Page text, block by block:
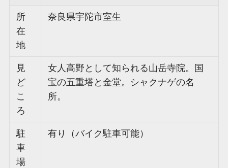
所
在
地
奈良県宇陀市室生
見
ど
こ
ろ
女人高野として知られる山岳寺院。国
宝の五重塔と金堂。シャクナゲの名
所。
駐
車
場
有り（バイク駐車可能）